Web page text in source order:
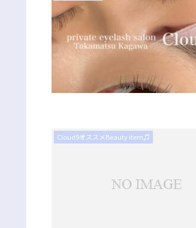
Cloud9オススメBeauty item♫